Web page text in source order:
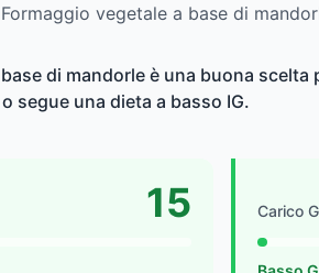
vegetale a base di
di mandorle è una buona
segue una dieta a basso IG.
15 Carico